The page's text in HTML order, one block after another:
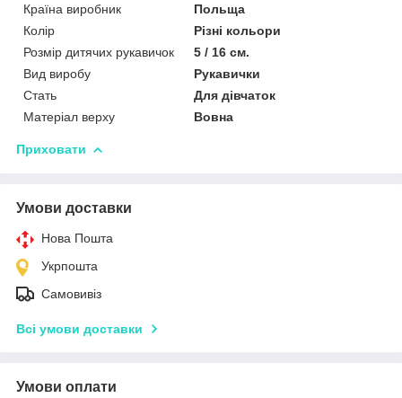
Країна виробник
Польща
Колір
Різні кольори
Розмір дитячих рукавичок
5 / 16 см.
Вид виробу
Рукавички
Стать
Для дівчаток
Матеріал верху
Вовна
Приховати
Умови доставки
Нова Пошта
Укрпошта
Самовивіз
Всі умови доставки
Умови оплати